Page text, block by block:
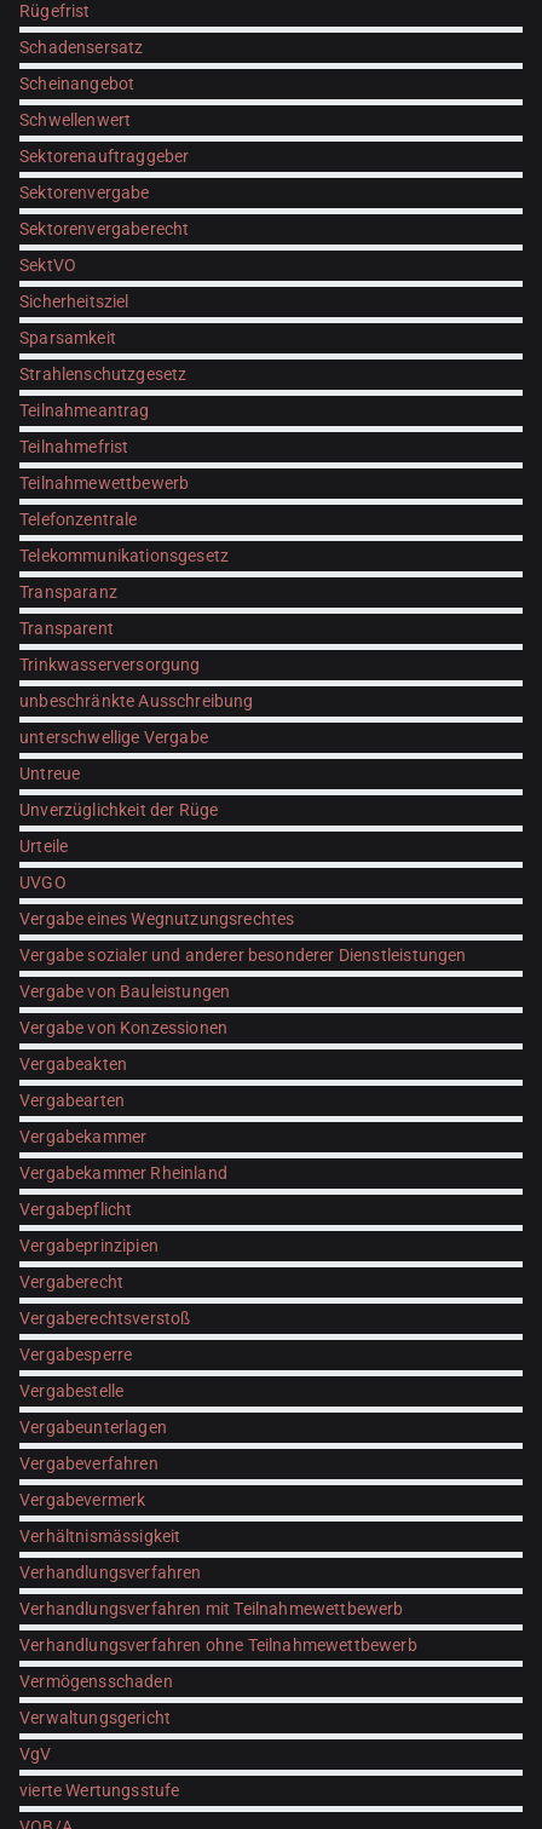
Rügefrist
Schadensersatz
Scheinangebot
Schwellenwert
Sektorenauftraggeber
Sektorenvergabe
Sektorenvergaberecht
SektVO
Sicherheitsziel
Sparsamkeit
Strahlenschutzgesetz
Teilnahmeantrag
Teilnahmefrist
Teilnahmewettbewerb
Telefonzentrale
Telekommunikationsgesetz
Transparanz
Transparent
Trinkwasserversorgung
unbeschränkte Ausschreibung
unterschwellige Vergabe
Untreue
Unverzüglichkeit der Rüge
Urteile
UVGO
Vergabe eines Wegnutzungsrechtes
Vergabe sozialer und anderer besonderer Dienstleistungen
Vergabe von Bauleistungen
Vergabe von Konzessionen
Vergabeakten
Vergabearten
Vergabekammer
Vergabekammer Rheinland
Vergabepflicht
Vergabeprinzipien
Vergaberecht
Vergaberechtsverstoß
Vergabesperre
Vergabestelle
Vergabeunterlagen
Vergabeverfahren
Vergabevermerk
Verhältnismässigkeit
Verhandlungsverfahren
Verhandlungsverfahren mit Teilnahmewettbewerb
Verhandlungsverfahren ohne Teilnahmewettbewerb
Vermögensschaden
Verwaltungsgericht
VgV
vierte Wertungsstufe